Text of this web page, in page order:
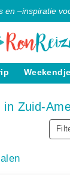
en –inspiratie
in Zuid-